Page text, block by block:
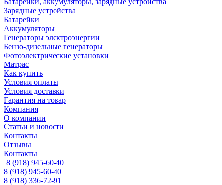
Батарейки, аккумуляторы, зарядные устройства
Зарядные устройства
Батарейки
Аккумуляторы
Генераторы электроэнергии
Бензо-дизельные генераторы
Фотоэлектрические установки
Матрас
Как купить
Условия оплаты
Условия доставки
Гарантия на товар
Компания
О компании
Статьи и новости
Контакты
Отзывы
Контакты
8 (918) 945-60-40
8 (918) 945-60-40
8 (918) 336-72-91